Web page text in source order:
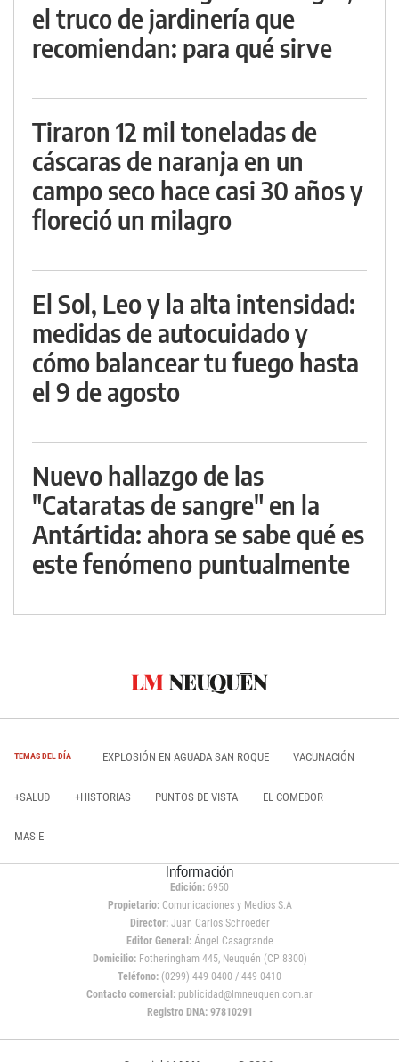
el truco de jardinería que
recomiendan: para qué sirve
Tiraron 12 mil toneladas de
cáscaras de naranja en un
campo seco hace casi 30 años y
floreció un milagro
El Sol, Leo y la alta intensidad:
medidas de autocuidado y
cómo balancear tu fuego hasta
el 9 de agosto
Nuevo hallazgo de las
"Cataratas de sangre" en la
Antártida: ahora se sabe qué es
este fenómeno puntualmente
TEMAS DEL DÍA EXPLOSIÓN EN AGUADA SAN ROQUE VACUNACIÓN
+SALUD +HISTORIAS PUNTOS DE VISTA EL COMEDOR
MAS E
Información
Edición: 6950
Propietario:Comunicaciones y Medios S.A
Director: Juan Carlos Schroeder
Editor General:Ángel Casagrande
Domicilio:Fotheringham 445, Neuquén (CP 8300)
Teléfono: (0299) 449 0400 / 449 0410
Contacto comercial: publicidad@lmneuquen.com.ar
Registro DNA: 97810291